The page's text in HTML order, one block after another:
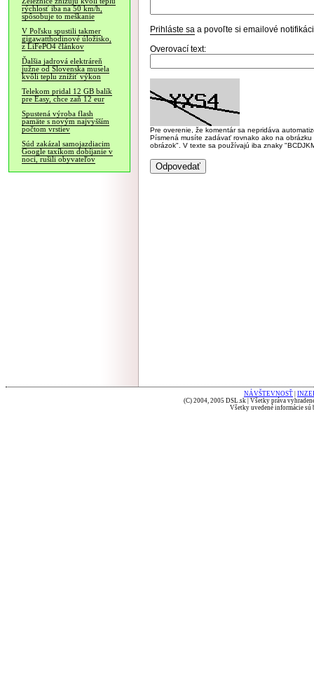
rýchlosť iba na 50 km/h,
spôsobuje to meškanie
V Poľsku spustili takmer
gigawatthodinové úložisko,
z LiFePO4 článkov
Ďalšia jadrová elektráreň
južne od Slovenska musela
kvôli teplu znížiť výkon
Telekom pridal 12 GB balík
pre Easy, chce zaň 12 eur
Spustená výroba flash
pamäte s novým najvyšším
počtom vrstiev
Súd zakázal samojazdiacim
Google taxíkom dobíjanie v
noci, rušili obyvateľov
Prihláste sa a povoľte si emailové
Overovací text:
Pre overenie, že komentár sa nepridáva
Písmená musíte zadávať rovnako ako na
obrázok". V texte sa používajú iba znaky
NÁVŠTEVNOSŤ
(C) 2004, 2005 DSL.sk | Všetky práva
Všetky uvedené informácie sú